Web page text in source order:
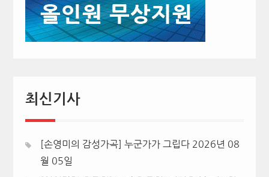
최신기사
[손영미의 감성가곡] 누군가가 그립다 2026년 08
월 05일